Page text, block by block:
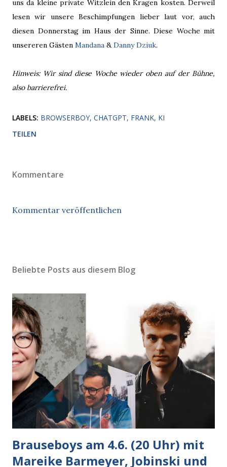
uns da kleine private Witzlein den Kragen kosten. Derweil
lesen wir unsere Beschimpfungen lieber laut vor, auch
diesen Donnerstag im Haus der Sinne. Diese Woche mit
unsereren Gästen Mandana &Danny Dziuk.
Hinweis: Wir sind diese Woche wieder oben auf der Bühne,
also barrierefrei.
LABELS: BROWSERBOY CHATGPT FRANK KI
TEILEN
Kommentare
Kommentar veröffentlichen
Beliebte Posts aus diesem Blog
Brauseboys am 4.6. (20 Uhr) mit
Mareike Barmeyer, Jobinski und